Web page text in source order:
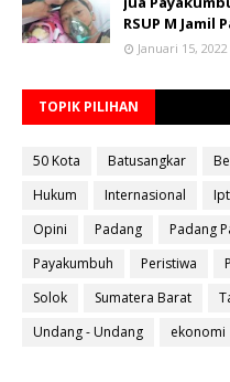
RSUP M Jamil
Januari 15, 2022
TOPIK PILIHAN
50 Kota Batusangkar
Hukum
Internasional
Opini
Padang Padang
Payakumbuh
Peristiwa
Solok
Sumatera Barat
Undang - Undang
ekonomi